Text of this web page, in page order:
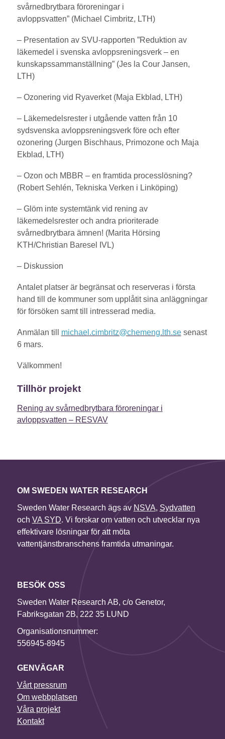
svårnedbrytbara föroreningar i
avloppsvatten” (Michael Cimbritz, LTH)
– Presentation av SVU-rapporten ”Reduktion av
läkemedel i svenska avloppsreningsverk – en
kunskapssammanställning” (Jes la Cour Jansen,
LTH)
– Ozonering vid Ryaverket (Maja Ekblad, LTH)
– Läkemedelsrester i utgående vatten från 10
sydsvenska avloppsreningsverk före och efter
ozonering (Jurgen Bischhaus, Primozone och Maja
Ekblad, LTH)
– Ozon och MBBR – en framtida processlösning?
(Robert Sehlén, Tekniska Verken i Linköping)
– Glöm inte systemtänk vid rening av
läkemedelsrester och andra prioriterade
svårnedbrytbara ämnen! (Marita Hörsing
KTH/Christian Baresel IVL)
– Diskussion
Antalet platser är begränsat och reserveras i första
hand till de kommuner som upplåtit sina anläggningar
för försöken samt till intresserad media.
Anmälan till michael.cimbritz@chemeng.lth.se senast
6 mars.
Välkommen!
Tillhör projekt
Rening av svårnedbrytbara föroreningar i
avloppsvatten – RESVAV
OM SWEDEN WATER RESEARCH
Sweden Water Research ägs av NSVA, Sydvatten
och VA SYD. Vi forskar om vatten och utvecklar nya
effektivare lösningar för att möta
vattentjänstbranschens framtida utmaningar.
BESÖK OSS
Sweden Water Research AB, c/o Genetor,
Fabriksgatan 2B, 222 35 LUND
Organisationsnummer:
556945-8945
GENVÄGAR
Vårt pressrum
Om webbplatsen
Våra projekt
Kontakt